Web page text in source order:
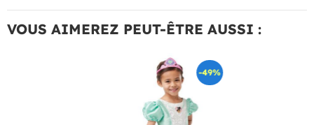
VOUS AIMEREZ PEUT-ÊTRE AUSSI :
-49%